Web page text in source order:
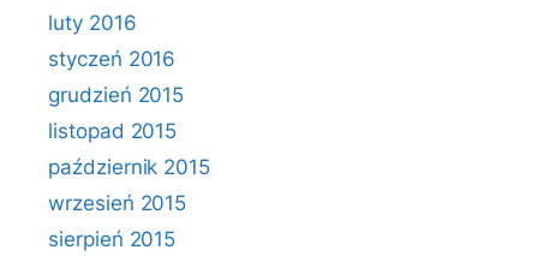
luty 2016
styczeń 2016
grudzień 2015
listopad 2015
październik 2015
wrzesień 2015
sierpień 2015